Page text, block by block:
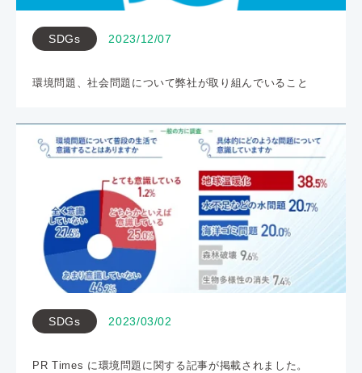
SDGs 2023/12/07
環境問題、社会問題について弊社が取り組んでいること
SDGs 2023/03/02
PR Times に環境問題に関する記事が掲載されました。